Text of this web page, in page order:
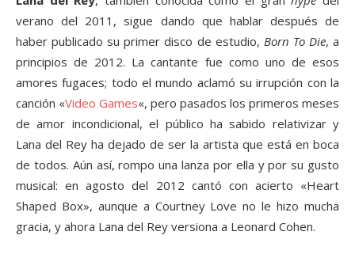
verano del 2011, sigue dando que hablar después de
haber publicado su primer disco de estudio, Born To Die, a
principios de 2012. La cantante fue como uno de esos
amores fugaces; todo el mundo aclamó su irrupción con la
canción «Video Games«, pero pasados los primeros meses
de amor incondicional, el público ha sabido relativizar y
Lana del Rey ha dejado de ser la artista que está en boca
de todos. Aún así, rompo una lanza por ella y por su gusto
musical: en agosto del 2012 cantó con acierto «Heart
Shaped Box», aunque a Courtney Love no le hizo mucha
gracia, y ahora Lana del Rey versiona a Leonard Cohen.